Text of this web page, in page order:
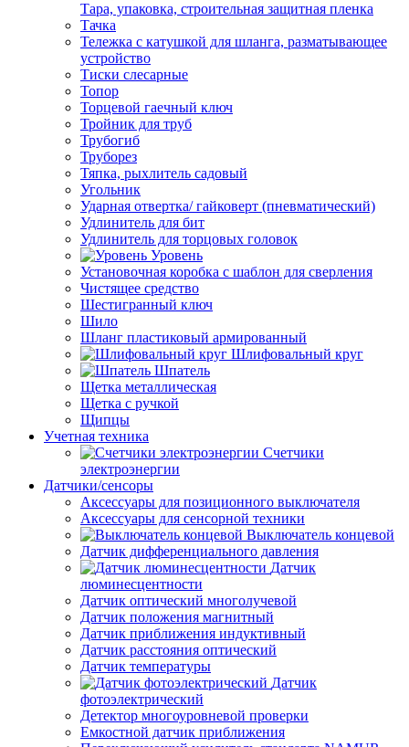
Тара, упаковка, строительная защитная пленка
Тачка
Тележка с катушкой для шланга, разматывающее
устройство
Тиски слесарные
Топор
Торцевой гаечный ключ
Тройник для труб
Трубогиб
Труборез
Тяпка, рыхлитель садовый
Угольник
Ударная отвертка/ гайковерт (пневматический)
Удлинитель для бит
Удлинитель для торцовых головок
Уровень
Установочная коробка с шаблон для сверления
Чистящее средство
Шестигранный ключ
Шило
Шланг пластиковый армированный
Шлифовальный круг
Шпатель
Щетка металлическая
Щетка с ручкой
Щипцы
Учетная техника
Счетчики
электроэнергии
Датчики/сенсоры
Аксессуары для позиционного выключателя
Аксессуары для сенсорной техники
Выключатель концевой
Датчик дифференциального давления
Датчик
люминесцентности
Датчик оптический многолучевой
Датчик положения магнитный
Датчик приближения индуктивный
Датчик расстояния оптический
Датчик температуры
Датчик
фотоэлектрический
Детектор многоуровневой проверки
Емкостной датчик приближения